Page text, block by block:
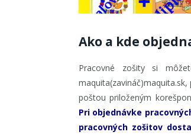
Ako a kde
Pracovné zošity si
poštou priloženým
Pri objednávke
pracovných zošitov